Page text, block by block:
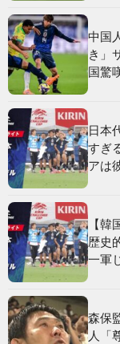
中国
き」
国驚
日本
すぎ
アは
【
歴史
一軍
森保
人「